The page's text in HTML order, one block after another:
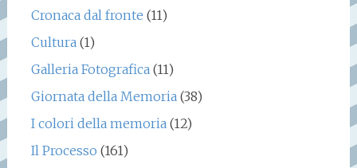
Cronaca dal fronte (11)
Cultura (1)
Galleria Fotografica (11)
Giornata della Memoria (38)
I colori della memoria (12)
Il Processo (161)